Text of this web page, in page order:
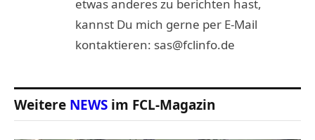
etwas anderes zu berichten hast,
kannst Du mich gerne per E-Mail
kontaktieren: sas@fclinfo.de
Weitere NEWS im FCL-Magazin